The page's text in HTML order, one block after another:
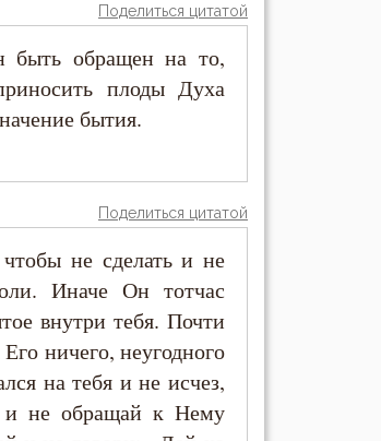
Поделиться цитатой
быть обращен на то,
плоды Духа
бытия.
Поделиться цитатой
не сделать и не
Иначе Он тотчас
внутри тебя. Почти
ничего, неугодного
на тебя и не исчез,
и не обращай к Нему